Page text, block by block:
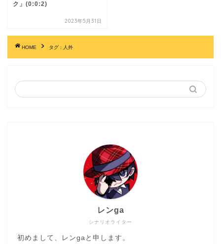
ク」(0:0:2)
2023年5月31日
HOME タグ : 人外
シナリオライター
レンga
初めまして、レンgaと申します。